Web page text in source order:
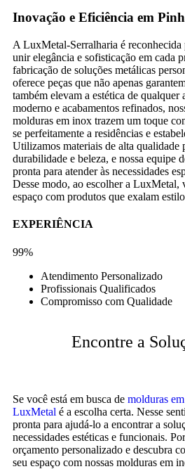
Inovação e Eficiência em
A LuxMetal-Serralharia é reconhecida
unir elegância e sofisticação em cada
fabricação de soluções metálicas
oferece peças que não apenas
também elevam a estética de
moderno e acabamentos refinados,
molduras em inox trazem um toque
se perfeitamente a residências e
Utilizamos materiais de alta qualidade
durabilidade e beleza, e nossa equipe
pronta para atender às necessidades
Desse modo, ao escolher a LuxMetal,
espaço com produtos que exalam
EXPERIÊNCIA
99%
Atendimento Personalizado
Profissionais Qualificados
Compromisso com Qualidade
Encontre a
Se você está em busca de molduras
LuxMetal é a escolha certa. Nesse
pronta para ajudá-lo a encontrar a
necessidades estéticas e funcionais.
orçamento personalizado e descubra
seu espaço com nossas molduras em